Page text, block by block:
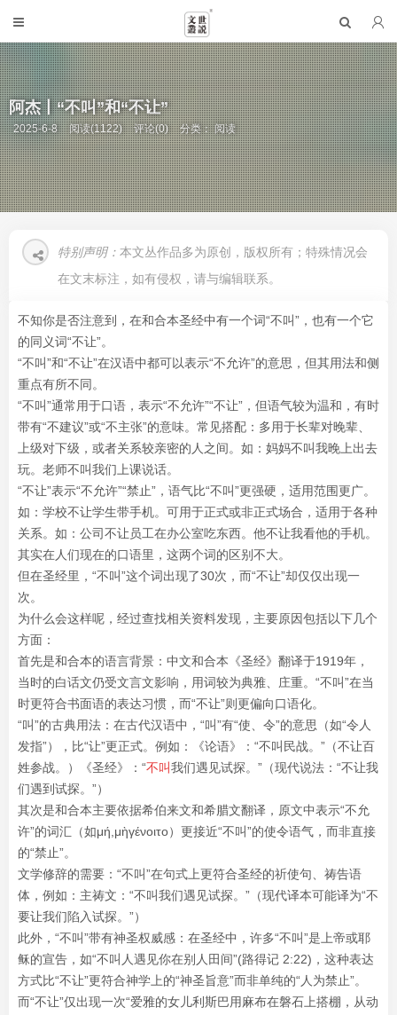
阿杰丨“不叫”和“不让”
2025-6-8 阅读(1122) 评论(0) 分类：阅读
特别声明： 本文丛作品多为原创，版权所有；特殊情况会
在文末标注，如有侵权，请与编辑联系。
不知你是否注意到，在和合本圣经中有一个词“不叫”，也有一个它
的同义词“不让”。
“不叫”和“不让”在汉语中都可以表示“不允许”的意思，但其用法和侧
重点有所不同。
“不叫”通常用于口语，表示“不允许”“不让”，但语气较为温和，有时
带有“不建议”或“不主张”的意味。常见搭配：多用于长辈对晚辈、
上级对下级，或者关系较亲密的人之间。如：妈妈不叫我晚上出去
玩。老师不叫我们上课说话。
“不让”表示“不允许”“禁止”，语气比“不叫”更强硬，适用范围更广。
如：学校不让学生带手机。可用于正式或非正式场合，适用于各种
关系。如：公司不让员工在办公室吃东西。他不让我看他的手机。
其实在人们现在的口语里，这两个词的区别不大。
但在圣经里，“不叫”这个词出现了30次，而“不让”却仅仅出现一
次。
为什么会这样呢，经过查找相关资料发现，主要原因包括以下几个
方面：
首先是和合本的语言背景：中文和合本《圣经》翻译于1919年，
当时的白话文仍受文言文影响，用词较为典雅、庄重。“不叫”在当
时更符合书面语的表达习惯，而“不让”则更偏向口语化。
“叫”的古典用法：在古代汉语中，“叫”有“使、令”的意思（如“令人
发指”），比“让”更正式。例如：《论语》：“不叫民战。”（不让百
姓参战。）《圣经》：“不叫我们遇见试探。”（现代说法：“不让我
们遇到试探。”）
其次是和合本主要依据希伯来文和希腊文翻译，原文中表示“不允
许”的词汇（如μή,μὴγένοιτο）更接近“不叫”的使令语气，而非直接
的“禁止”。
文学修辞的需要：“不叫”在句式上更符合圣经的祈使句、祷告语
体，例如：主祷文：“不叫我们遇见试探。”（现代译本可能译为“不
要让我们陷入试探。”）
此外，“不叫”带有神圣权威感：在圣经中，许多“不叫”是上帝或耶
稣的宣告，如“不叫人遇见你在别人田间”(路得记 2:22)，这种表达
方式比“不让”更符合神学上的“神圣旨意”而非单纯的“人为禁止”。
而“不让”仅出现一次“爱雅的女儿利斯巴用麻布在磐石上搭棚，从动